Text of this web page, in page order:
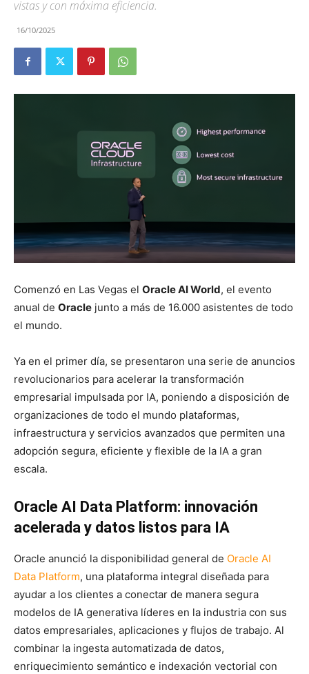
vistas y con máxima eficiencia.
16/10/2025
Comenzó en Las Vegas el Oracle AI World, el evento
anual de Oracle junto a más de 16.000 asistentes de todo
el mundo.
Ya en el primer día, se presentaron una serie de anuncios
revolucionarios para acelerar la transformación
empresarial impulsada por IA, poniendo a disposición de
organizaciones de todo el mundo plataformas,
infraestructura y servicios avanzados que permiten una
adopción segura, eficiente y flexible de la IA a gran
escala.
Oracle AI Data Platform: innovación
acelerada y datos listos para IA
Oracle anunció la disponibilidad general de Oracle AI
Data Platform, una plataforma integral diseñada para
ayudar a los clientes a conectar de manera segura
modelos de IA generativa líderes en la industria con sus
datos empresariales, aplicaciones y flujos de trabajo. Al
combinar la ingesta automatizada de datos,
enriquecimiento semántico e indexación vectorial con